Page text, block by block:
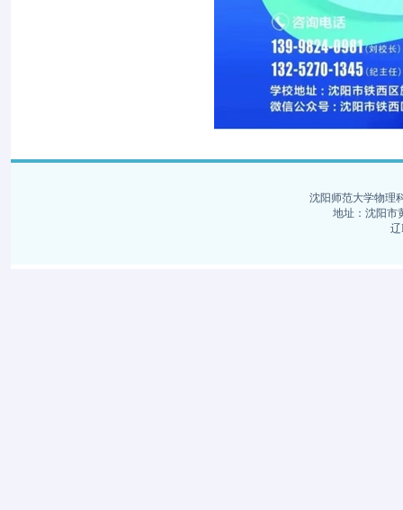
沈阳师范大学物理
地址：沈阳市
辽